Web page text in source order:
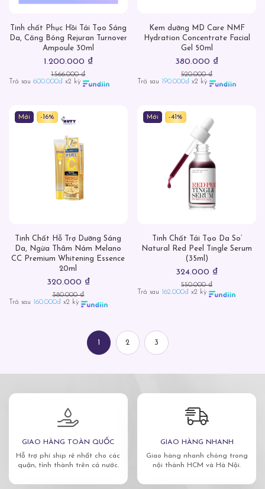
Tinh chất Phục Hồi Tái Tạo Sáng
Da, Căng Bóng Rejuran Turnover
Ampoule 30ml
1.200.000 ₫
1.566.000 ₫
Trả sau 600.000đ x2 kỳ
Kem dưỡng MD Care NMF
Hydration Concentrate Facial
Gel 50ml
380.000 ₫
520.000 ₫
Trả sau 190.000đ x2 kỳ
Mới -16%
Tinh Chất Hỗ Trợ Dưỡng Sáng
Da, Ngừa Thâm Nám Melano
CC Premium Whitening Essence
20ml
320.000 ₫
380.000 ₫
Trả sau 160.000đ x2 kỳ
Mới -41%
Tinh Chất Tái Tạo Da So’
Natural Red Peel Tingle Serum
(35ml)
324.000 ₫
550.000 ₫
Trả sau 162.000đ x2 kỳ
1 2 3
GIAO HÀNG TOÀN QUỐC
Hỗ trợ phí ship rẻ nhất cho các
quận, tỉnh thành trên cả nước.
GIAO HÀNG NHANH
Giao hàng nhanh chóng trong
nội thành HCM và Hà Nội.